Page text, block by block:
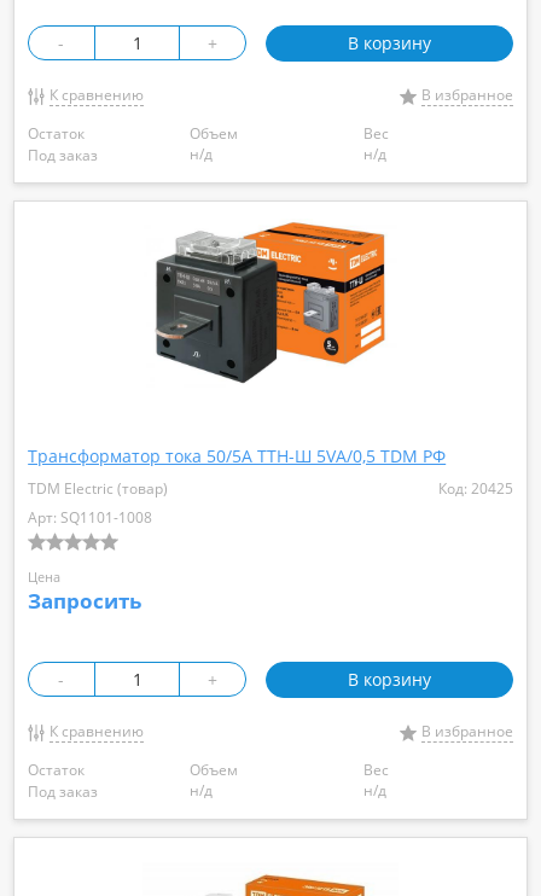
- + В корзину
К сравнению
В избранное
Остаток
Под заказ
Объем
н/д
Вес
н/д
Трансформатор тока 50/5А ТТН-Ш 5VA/0,5 TDM РФ
TDM Electric (товар)
Код: 20425
Арт: SQ1101-1008
Цена
Запросить
- + В корзину
К сравнению
В избранное
Остаток
Под заказ
Объем
н/д
Вес
н/д